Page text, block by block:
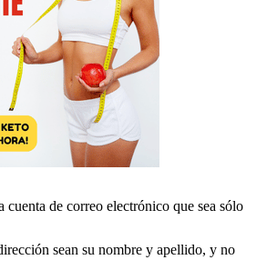
cuenta de correo electrónico que sea sólo
sean su nombre y apellido, y no